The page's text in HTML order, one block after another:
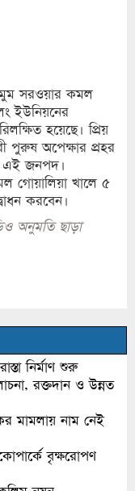
সরওয়ার কমল
ইউনিয়নের
হয়েছে। প্রিয়
পুরুষ অপেক্ষার প্রহর
এই জনপদ।
গোয়ালিয়া খালে ৫
করবেন।
অনুমতি ছাড়া
নির্মাণ শুরু
রক্তদান ও উন্নত
মামলায় নাম নেই
বৃক্ষরোপণ